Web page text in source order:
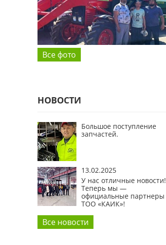
Все фото
НОВОСТИ
Большое поступление
запчастей.
13.02.2025
У нас отличные новости!
Теперь мы —
официальные партнеры
ТОО «КАИК»!
Все новости